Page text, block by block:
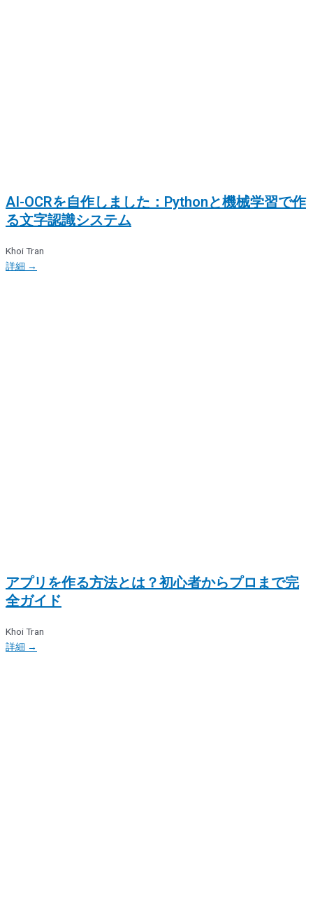
AI-OCRを自作しました：Pythonと機械学習で作
る文字認識システム
Khoi Tran
詳細 →
アプリを作る方法とは？初心者からプロまで完
全ガイド
Khoi Tran
詳細 →